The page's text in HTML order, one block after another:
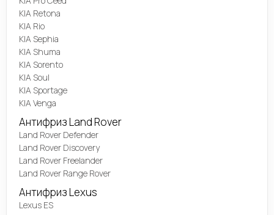
KIA Retona
KIA Rio
KIA Sephia
KIA Shuma
KIA Sorento
KIA Soul
KIA Sportage
KIA Venga
Антифриз Land Rover
Land Rover Defender
Land Rover Discovery
Land Rover Freelander
Land Rover Range Rover
Антифриз Lexus
Lexus ES